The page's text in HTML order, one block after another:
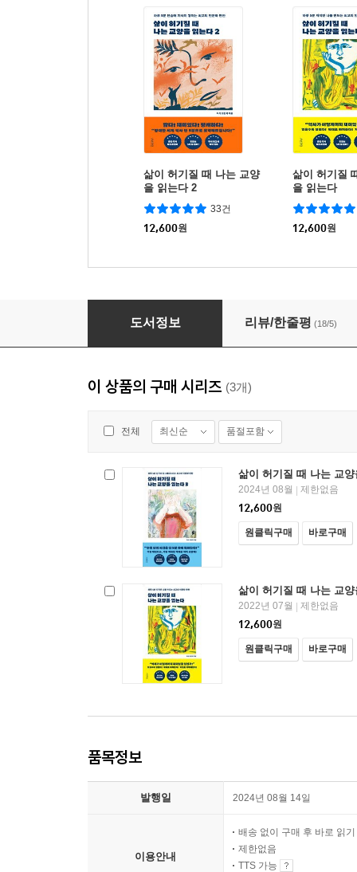
삶이 허기질 때 나는 교양
을 읽는다 2
33건
12,600원
삶이 허기질
을 읽는다
12,600원
삶이 허기질 때 나는 교양을 읽는다 3
도서정보 리뷰/한줄평 (18/5)
이 상품의 구매 시리즈 (3개)
전체 최신순 품절포함
삶이 허기질 때 나는 교
2024년 08월 | 제한없음
12,600원
원클릭구매 바로구매
삶이 허기질 때 나는 교
2022년 07월 | 제한없음
12,600원
원클릭구매 바로구매
품목정보
발행일 2024년 08월 14일
이용안내
배송 없이 구매 후 바로 읽기
제한없음
TTS 가능